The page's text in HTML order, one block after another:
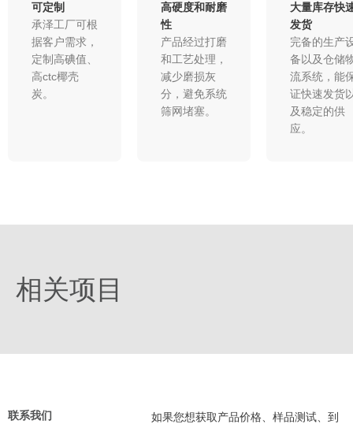
可定制
承泽工厂可根
据客户需求，
定制高碘值、
高ctc椰壳
炭。
高硬度和耐磨
性​
产品经过打磨
和工艺处理，
减少磨损灰
分，避免系统
筛网堵塞。​
大量库存快
发货
完备的生产
备以及仓储
流系统，能
证快速发货
及稳定的供
应。
相关项目
联系我们
如果您想获取产品价格、样品测试、到